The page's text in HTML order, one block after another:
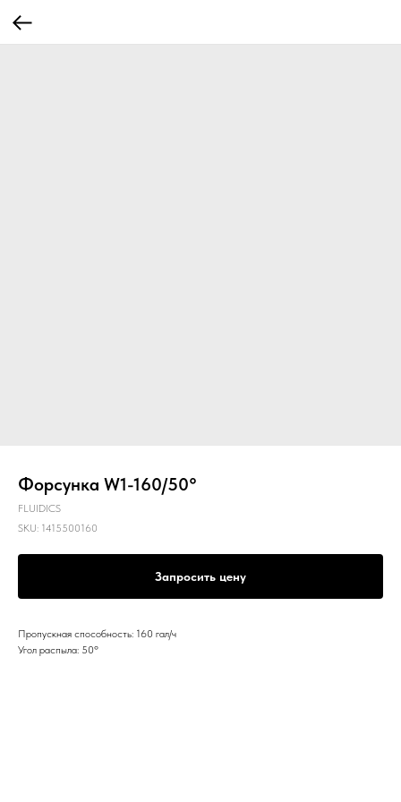
Форсунка W1-160/50°
FLUIDICS
SKU: 1415500160
Запросить цену
Пропускная способность: 160 гал/ч
Угол распыла: 50º